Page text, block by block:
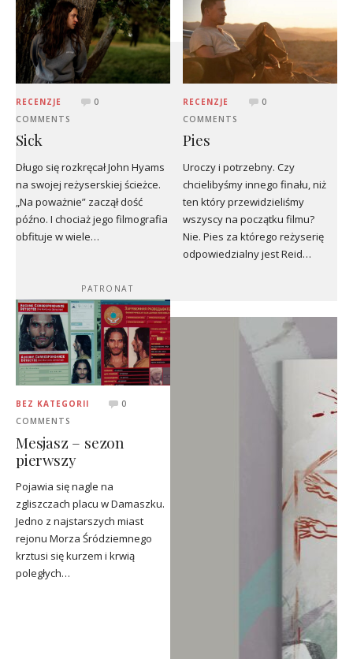
RECENZJE
0
COMMENTS
Sick
Długo się rozkręcał John Hyams
na swojej reżyserskiej ścieżce.
„Na poważnie” zaczął dość
późno. I chociaż jego filmografia
obfituje w wiele…
RECENZJE
0
COMMENTS
Pies
Uroczy i potrzebny. Czy
chcielibyśmy innego finału, niż
ten który przewidzieliśmy
wszyscy na początku filmu?
Nie. Pies za którego reżyserię
odpowiedzialny jest Reid…
BEZ KATEGORII
0
COMMENTS
Mesjasz – sezon
pierwszy
Pojawia się nagle na
zgliszczach placu w Damaszku.
Jedno z najstarszych miast
rejonu Morza Śródziemnego
krztusi się kurzem i krwią
poległych…
PATRONAT